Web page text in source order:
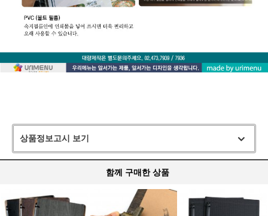
상품정보고시 보기
함께 구매한 상품